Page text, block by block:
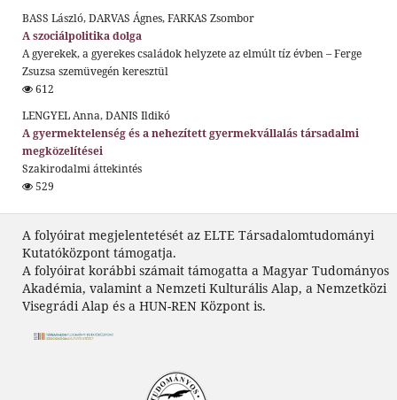
BASS László, DARVAS Ágnes, FARKAS Zsombor
A szociálpolitika dolga
A gyerekek, a gyerekes családok helyzete az elmúlt tíz évben – Ferge
Zsuzsa szemüvegén keresztül
612
LENGYEL Anna, DANIS Ildikó
A gyermektelenség és a nehezített gyermekvállalás társadalmi
megközelítései
Szakirodalmi áttekintés
529
A folyóirat megjelentetését az ELTE Társadalomtudományi
Kutatóközpont támogatja.
A folyóirat korábbi számait támogatta a Magyar Tudományos
Akadémia, valamint a Nemzeti Kulturális Alap, a Nemzetközi
Visegrádi Alap és a HUN-REN Központ is.